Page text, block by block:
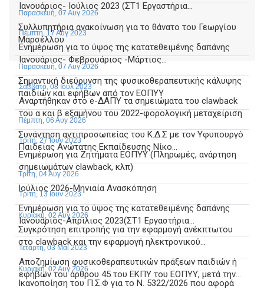
Ιανουάριος- Ιούλιος 2023 (ΣΤ1 Εργαστήρια...
Πέμπτη, 17 Αυγ 2023
Ενημέρωση για το ύψος της κατατεθειμένης δαπάνης
Ιανουάριος- Φεβρουάριος -Μάρτιος...
Σάββατο, 08 Ιουλ 2023
Αναρτήθηκαν στο e-ΔΑΠΥ τα σημειώματα του clawback
του α και β εξαμήνου του 2022-φορολογική μεταχείριση
Τρίτη, 27 Ιουν 2023
Ενημέρωση για Ζητήματα ΕΟΠΥΥ (Πληρωμές, ανάρτηση
σημειωμάτων clawback, κλπ)
Τρίτη, 13 Ιουν 2023
Ενημέρωση για το ύψος της κατατεθειμένης δαπάνης
Ιανουάριος-Απρίλιος 2023(ΣΤ1 Εργαστήρια...
Τετάρτη, 03 Μαϊ 2023
Αποζημίωση φυσικοθεραπευτικών πράξεων παιδιών ή
εφήβων του άρθρου 45 του ΕΚΠΥ του ΕΟΠΥΥ, μετά την...
Παρασκευή, 07 Αυγ 2026
Συλλυπητήρια ανακοίνωση για το θάνατο του Γεωργίου
Μαρσέλλου
Παρασκευή, 07 Αυγ 2026
Σημαντική διεύρυνση της φυσικοθεραπευτικής κάλυψης
παιδιών και εφήβων από τον ΕΟΠΥΥ
Πέμπτη, 06 Αυγ 2026
Συνάντηση αντιπροσωπείας του Κ.Δ.Σ με τον Υφυπουργό
Παιδείας Ανώτατης Εκπαίδευσης Νίκο...
Τρίτη, 04 Αυγ 2026
Ιούλιος 2026-Μηνιαία Ανασκόπηση
Κυριακή, 02 Αυγ 2026
Συγκρότηση επιτροπής για την εφαρμογή ανέκπτωτου
στο clawback και την εφαρμογή ηλεκτρονικού...
Κυριακή, 02 Αυγ 2026
Ικανοποίηση του Π.Σ.Φ για το Ν. 5322/2026 που αφορά